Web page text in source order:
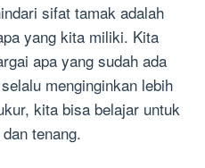
sifat tamak adalah
yang kita miliki. Kita
apa yang sudah ada
menginginkan lebih
kita bisa belajar untuk
tenang.